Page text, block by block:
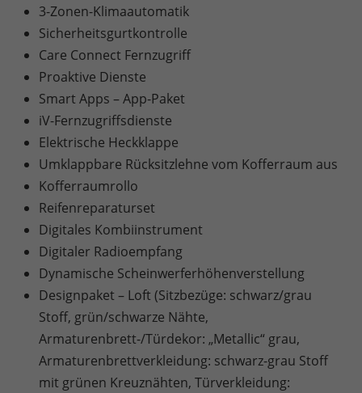
3-Zonen-Klimaautomatik
Sicherheitsgurtkontrolle
Care Connect Fernzugriff
Proaktive Dienste
Smart Apps – App-Paket
iV-Fernzugriffsdienste
Elektrische Heckklappe
Umklappbare Rücksitzlehne vom Kofferraum aus
Kofferraumrollo
Reifenreparaturset
Digitales Kombiinstrument
Digitaler Radioempfang
Dynamische Scheinwerferhöhenverstellung
Designpaket – Loft (Sitzbezüge: schwarz/grau
Stoff, grün/schwarze Nähte,
Armaturenbrett-/Türdekor: „Metallic“ grau,
Armaturenbrettverkleidung: schwarz-grau Stoff
mit grünen Kreuznähten, Türverkleidung: